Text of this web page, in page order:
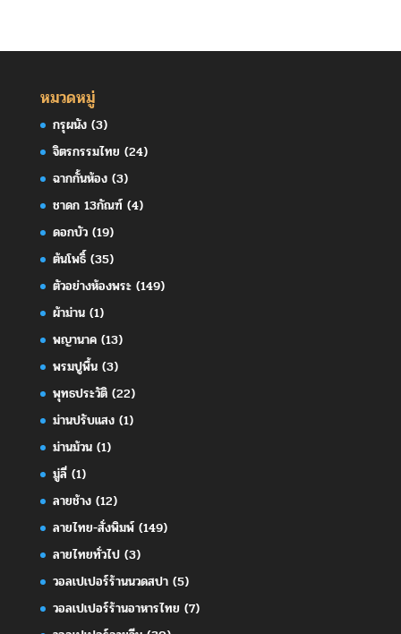
หมวดหมู่
กรุผนัง(3)
จิตรกรรมไทย (24)
ฉากกั้นห้อง(3)
ชาดก 13กัณฑ์(4)
ดอกบัว(19)
ต้นโพธิ์(35)
ตัวอย่างห้องพระ(149)
ผ้าม่าน(1)
พญานาค(13)
พรมปูพื้น(3)
พุทธประวัติ(22)
ม่านปรับแสง(1)
ม่านม้วน(1)
มู่ลี่(1)
ลายช้าง(12)
ลายไทย-สั่งพิมพ์(149)
ลายไทยทั่วไป(3)
วอลเปเปอร์ร้านนวดสปา(5)
วอลเปเปอร์ร้านอาหารไทย (7)